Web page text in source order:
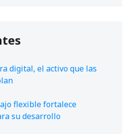
digital, el activo que las
flexible fortalece
su desarrollo